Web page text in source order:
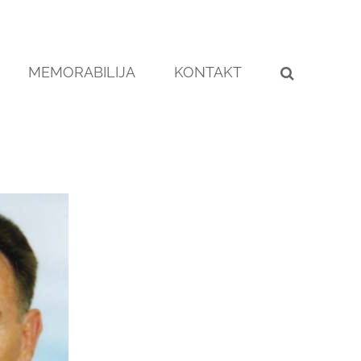
MEMORABILIJA KONTAKT